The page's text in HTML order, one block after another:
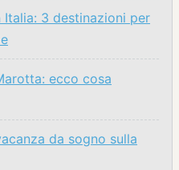
Italia: 3 destinazioni per
ecco cosa
da sogno sulla